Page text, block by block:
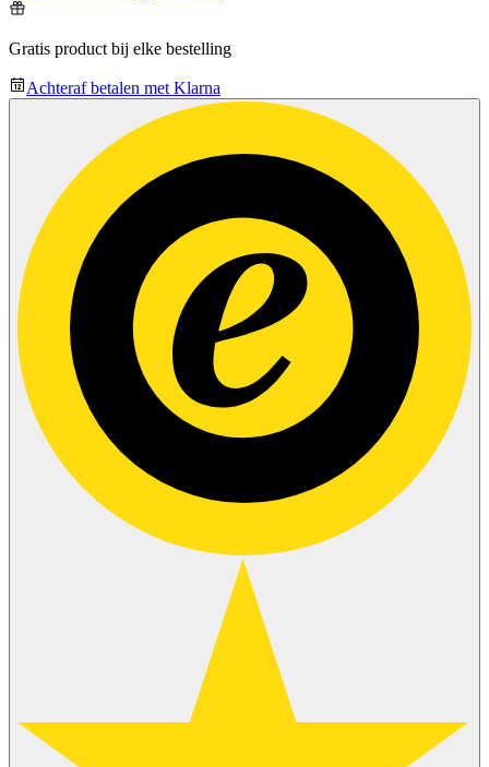
Gratis product bij elke bestelling
Achteraf betalen met Klarna